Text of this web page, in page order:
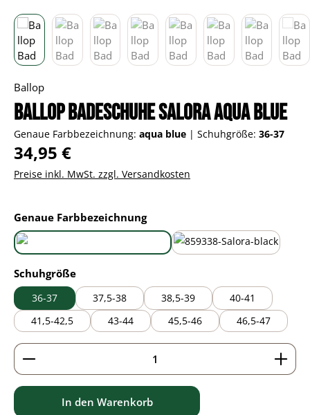
Ballop
Ballop Badeschuhe Salora aqua blue
Genaue Farbbezeichnung: aqua blue | Schuhgröße: 36-37
Regulärer Preis:
34,95 €
Preise inkl. MwSt. zzgl. Versandkosten
Genaue Farbbezeichnungauswählen
aqua blue
Schuhgrößeauswählen
36-37 37,5-38 38,5-39
40-41
41,5-42,5
43-44 45,5-46 46,5-47
Produkt Anzahl: Gib den gewünschten Wert ein
In den Warenkorb